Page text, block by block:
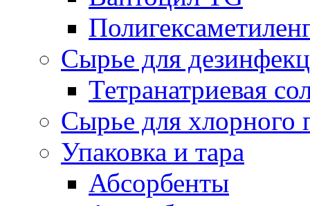
Сырье для
Тетранатриевая
Сырье для хлорного
Упаковка и тара
Абсорбенты